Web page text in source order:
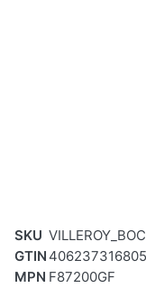
SKU
GTIN
MPN F87200GF